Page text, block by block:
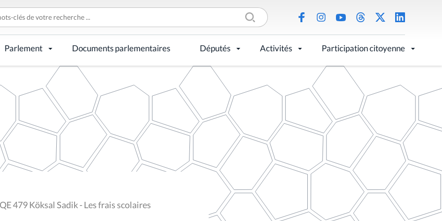
Parlement Documents parlementaires Députés Activités Participation citoyenne
QE 479 Köksal Sadik - Les frais scolaires